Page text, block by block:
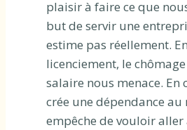
plaisir à faire ce que
but de servir une
estime pas réellement.
licenciement, le
salaire nous menace. En
crée une dépendance au
empêche de vouloir aller